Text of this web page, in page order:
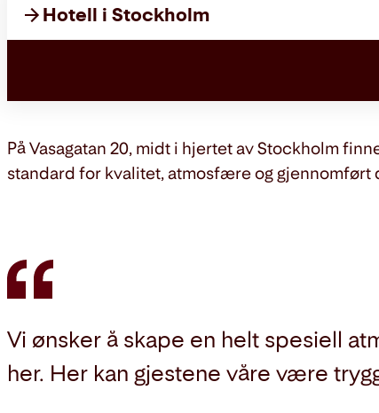
Hotell i Stockholm
På Vasagatan 20, midt i hjertet av Stockholm
standard for kvalitet, atmosfære og gjennomført
Vi ønsker å skape en helt spesiell
her. Her kan gjestene våre være